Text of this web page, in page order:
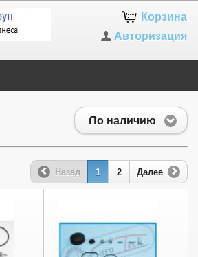
Корзина
Авторизация
По наличию
Назад 1 2 Далее